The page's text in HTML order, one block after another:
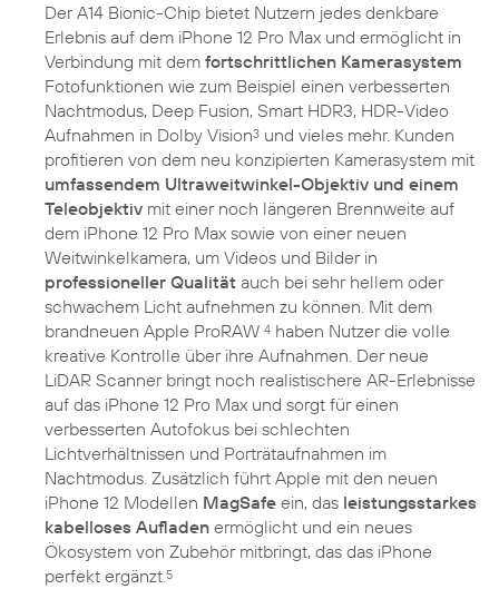
Der A14 Bionic-Chip bietet Nutzern jedes denkbare
Erlebnis auf dem iPhone 12 Pro Max und ermöglicht in
Verbindung mit dem fortschrittlichen Kamerasystem
Fotofunktionen wie zum Beispiel einen verbesserten
Nachtmodus, Deep Fusion, Smart HDR3, HDR-Video
Aufnahmen in Dolby Vision3 und vieles mehr. Kunden
profitieren von dem neu konzipierten Kamerasystem mit
umfassendem Ultraweitwinkel-Objektiv und einem
Teleobjektiv mit einer noch längeren Brennweite auf
dem iPhone 12 Pro Max sowie von einer neuen
Weitwinkelkamera, um Videos und Bilder in
professioneller Qualität auch bei sehr hellem oder
schwachem Licht aufnehmen zu können. Mit dem
brandneuen Apple ProRAW 4 haben Nutzer die volle
kreative Kontrolle über ihre Aufnahmen. Der neue
LiDAR Scanner bringt noch realistischere AR-Erlebnisse
auf das iPhone 12 Pro Max und sorgt für einen
verbesserten Autofokus bei schlechten
Lichtverhältnissen und Porträtaufnahmen im
Nachtmodus. Zusätzlich führt Apple mit den neuen
iPhone 12 Modellen MagSafe ein, das leistungsstarkes
kabelloses Aufladen ermöglicht und ein neues
Ökosystem von Zubehör mitbringt, das das iPhone
perfekt ergänzt.5